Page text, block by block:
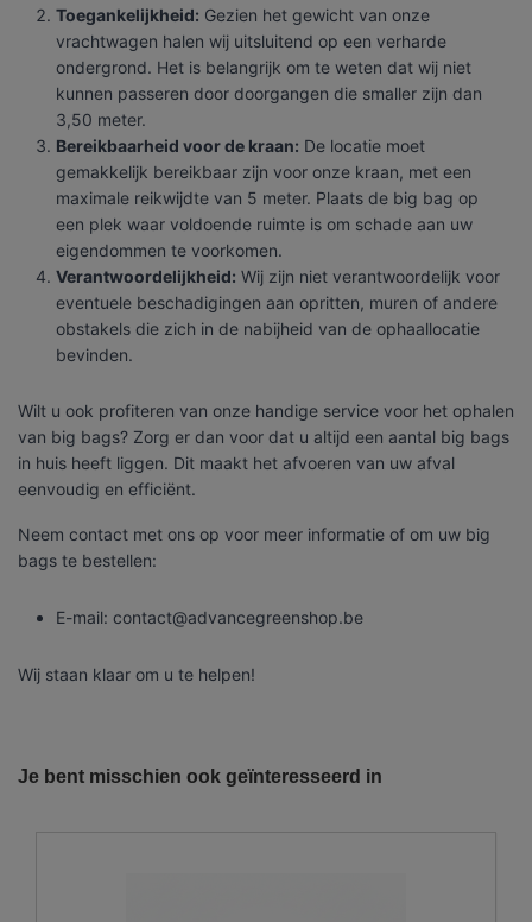
Toegankelijkheid: Gezien het gewicht van onze
vrachtwagen halen wij uitsluitend op een verharde
ondergrond. Het is belangrijk om te weten dat wij niet
kunnen passeren door doorgangen die smaller zijn dan
3,50 meter.
Bereikbaarheid voor de kraan: De locatie moet
gemakkelijk bereikbaar zijn voor onze kraan, met een
maximale reikwijdte van 5 meter. Plaats de big bag op
een plek waar voldoende ruimte is om schade aan uw
eigendommen te voorkomen.
Verantwoordelijkheid: Wij zijn niet verantwoordelijk voor
eventuele beschadigingen aan opritten, muren of andere
obstakels die zich in de nabijheid van de ophaallocatie
bevinden.
Wilt u ook profiteren van onze handige service voor het ophalen
van big bags? Zorg er dan voor dat u altijd een aantal big bags
in huis heeft liggen. Dit maakt het afvoeren van uw afval
eenvoudig en efficiënt.
Neem contact met ons op voor meer informatie of om uw big
bags te bestellen:
E-mail: contact@advancegreenshop.be
Wij staan klaar om u te helpen!
grond, grind, schors, ...
Je bent misschien ook geïnteresseerd in